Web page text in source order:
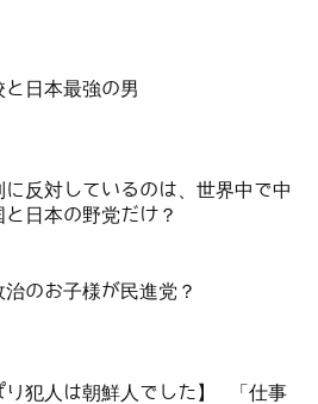
と日本最強の男
に反対しているのは、世界中で中
と日本の野党だけ？
のお子様が民進党？
り犯人は朝鮮人でした】 「仕事